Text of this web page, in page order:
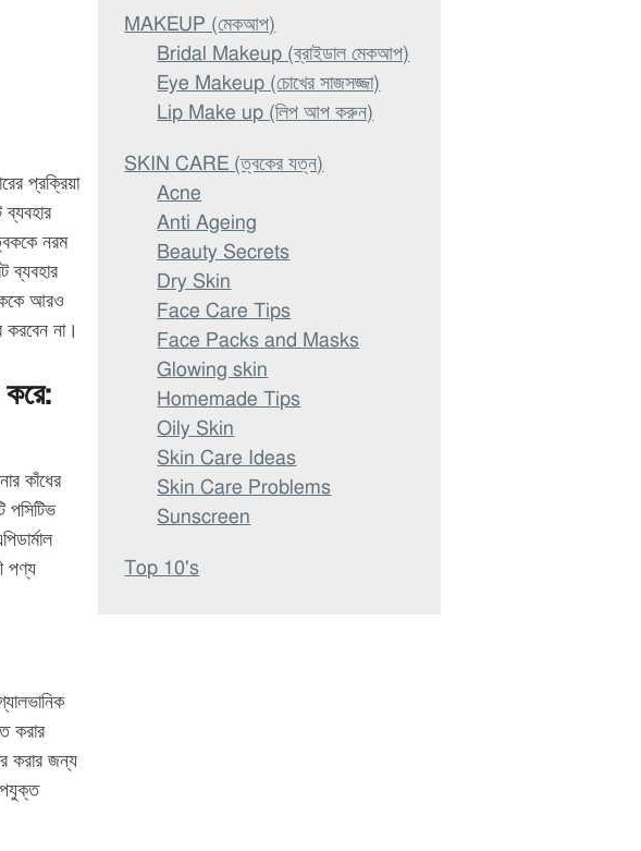
প্রক্রিয়া
নরম
ব্যবহার
আরও
না।
করে:
কাঁধের
পসিটিভ
পণ্য
করার
করার জন্য
MAKEUP (মেকআপ)
Bridal Makeup (ব্রাইডাল মেকআপ)
Eye Makeup (চোখের সাজসজ্জা)
Lip Make up (লিপ আপ করুন)
SKIN CARE (ত্বকের যত্ন)
Acne
Anti Ageing
Beauty Secrets
Dry Skin
Face Care Tips
Face Packs and Masks
Glowing skin
Homemade Tips
Oily Skin
Skin Care Ideas
Skin Care Problems
Sunscreen
Top 10's